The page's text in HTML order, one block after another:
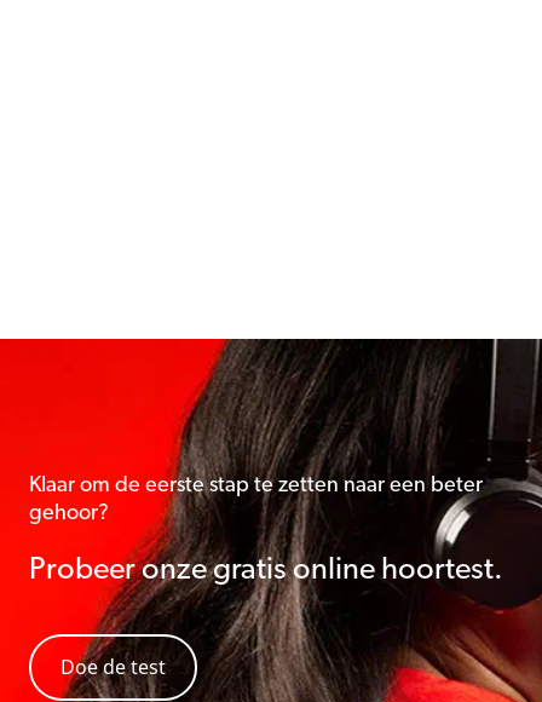
Klaar om de eerste stap te zetten naar een beter
gehoor?
Probeer onze gratis online hoortest.
Doe de test